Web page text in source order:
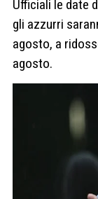
Ufficiali le date
gli azzurri
agosto, a
agosto.